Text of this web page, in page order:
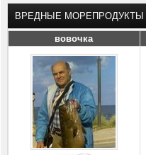
ВРЕДНЫЕ МОРЕПРОДУКТЫ
вовочка